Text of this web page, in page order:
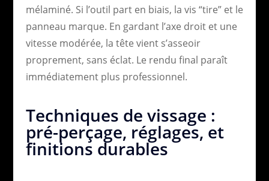
mélaminé. Si l’outil part en biais, la vis “tire” et le
panneau marque. En gardant l’axe droit et une
vitesse modérée, la tête vient s’asseoir
proprement, sans éclat. Le rendu final paraît
immédiatement plus professionnel.
Techniques de vissage :
pré-perçage, réglages, et
finitions durables